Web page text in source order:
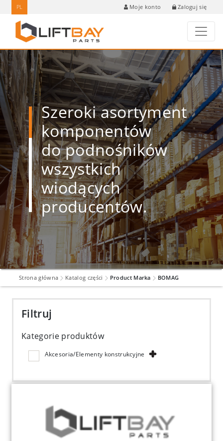
PL Moje konto Zaloguj się
Szeroki asortyment
komponentów
do podnośników
wszystkich
wiodących
producentów.
Strona główna Katalog części Product Marka BOMAG
Filtruj
Kategorie produktów
Akcesoria/Elementy konstrukcyjne